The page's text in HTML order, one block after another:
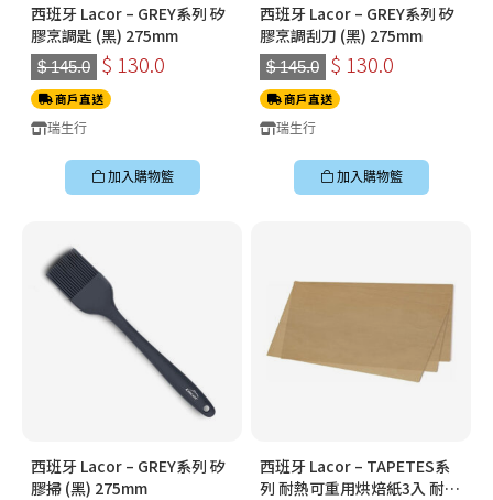
西班牙 Lacor – GREY系列 矽
膠烹調匙 (黑) 275mm
$ 145.0 $ 130.0
商戶直送
瑞生行
加入購物籃
西班牙 Lacor – GREY系列 矽
膠烹調刮刀 (黑) 275mm
$ 145.0 $ 130.0
商戶直送
瑞生行
加入購物籃
西班牙 Lacor – GREY系列 矽
膠掃 (黑) 275mm
西班牙 Lacor – TAPETES系
列 耐熱可重用烘焙紙3入 耐熱